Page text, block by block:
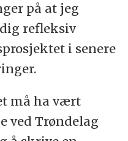
på at jeg
refleksiv
i senere
må ha vært
ved Trøndelag